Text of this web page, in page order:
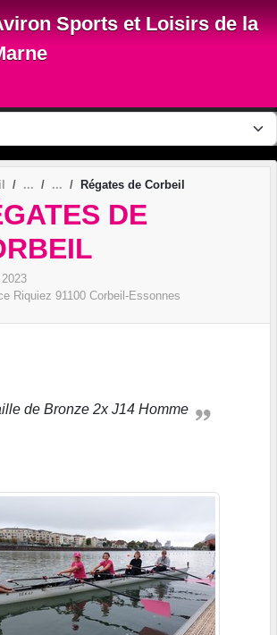
Sports et Loisirs de la
Régates de Corbeil
DE
2023
Riquiez 91100 Corbeil-Essonnes
de Bronze 2x J14 Homme
des cookies